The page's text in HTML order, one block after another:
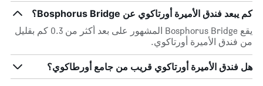
كم يبعد فندق الأميرة أورتاكوي عن Bosphorus Bridge؟
يقع Bosphorus Bridge المشهور على بعد أكثر من 0.3 كم بقليل
من فندق الأميرة أورتاكوي.
هل فندق الأميرة أورتاكوي قريب من جامع أورطاكوي؟